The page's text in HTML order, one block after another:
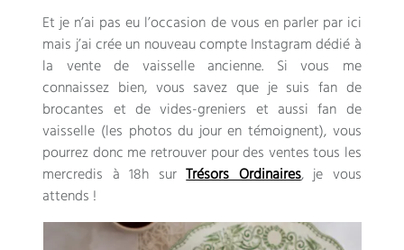
Et je n’ai pas eu l’occasion de vous en parler par ici
mais j’ai crée un nouveau compte Instagram dédié à
la vente de vaisselle ancienne. Si vous me
connaissez bien, vous savez que je suis fan de
brocantes et de vides-greniers et aussi fan de
vaisselle (les photos du jour en témoignent), vous
pourrez donc me retrouver pour des ventes tous les
mercredis à 18h surTrésors Ordinaires, je vous
attends !